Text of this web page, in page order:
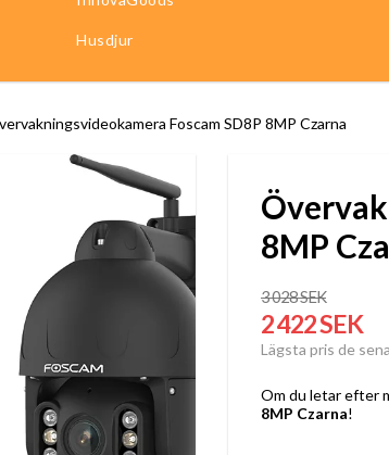
Husdjur
Foscam SD8P 8MP Czarna
8MP
3 028 SEK
2 422 SEK
Lägsta pris de
Om du letar efter
8MP Czarna!